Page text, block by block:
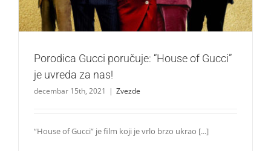
Porodica Gucci poručuje: “House of Gucci”
je uvreda za nas!
decembar 15th, 2021 | Zvezde
“House of Gucci” je film koji je vrlo brzo ukrao [...]